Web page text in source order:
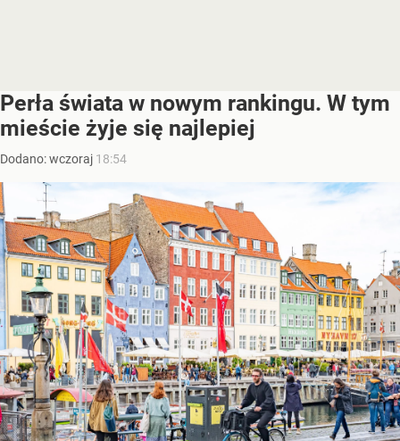
Perła świata w nowym rankingu. W tym
mieście żyje się najlepiej
Dodano:wczoraj 18:54